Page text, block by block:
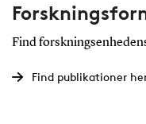
Find
Find publikationer